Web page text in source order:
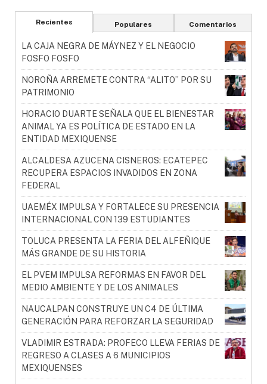
Recientes Populares Comentarios
LA CAJA NEGRA DE MÁYNEZ Y EL NEGOCIO
FOSFO FOSFO
NOROÑA ARREMETE CONTRA “ALITO” POR SU
PATRIMONIO
HORACIO DUARTE SEÑALA QUE EL BIENESTAR
ANIMAL YA ES POLÍTICA DE ESTADO EN LA
ENTIDAD MEXIQUENSE
ALCALDESA AZUCENA CISNEROS: ECATEPEC
RECUPERA ESPACIOS INVADIDOS EN ZONA
FEDERAL
UAEMÉX IMPULSA Y FORTALECE SU PRESENCIA
INTERNACIONAL CON 139 ESTUDIANTES
TOLUCA PRESENTA LA FERIA DEL ALFEÑIQUE
MÁS GRANDE DE SU HISTORIA
EL PVEM IMPULSA REFORMAS EN FAVOR DEL
MEDIO AMBIENTE Y DE LOS ANIMALES
NAUCALPAN CONSTRUYE UN C4 DE ÚLTIMA
GENERACIÓN PARA REFORZAR LA SEGURIDAD
VLADIMIR ESTRADA: PROFECO LLEVA FERIAS DE
REGRESO A CLASES A 6 MUNICIPIOS
MEXIQUENSES